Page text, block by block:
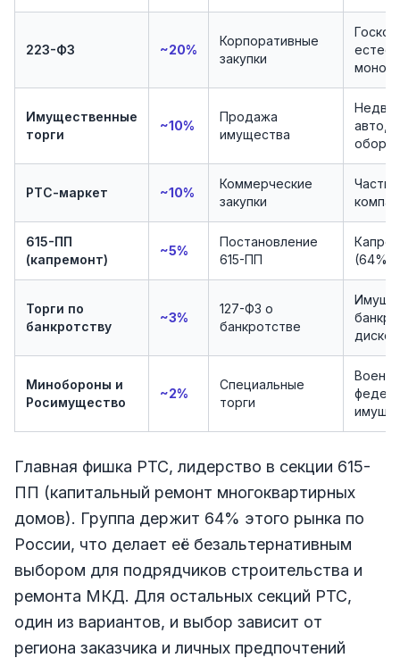
223-ФЗ ~20%
Корпоративные
закупки
Имущественные
торги
~10%
Продажа
имущества
авто,
РТС-маркет ~10%
Коммерческие
закупки
615-ПП
(капремонт)
~5%
Постановление
615-ПП
(64%
Торги по
банкротству
~3%
127-ФЗ о
банкротстве
Минобороны и
Росимущество
~2%
Специальные
торги
Главная фишка РТС, лидерство в секции 615-
ПП (капитальный ремонт многоквартирных
домов). Группа держит 64% этого рынка по
России, что делает её безальтернативным
выбором для подрядчиков строительства и
ремонта МКД. Для остальных секций РТС,
один из вариантов, и выбор зависит от
региона заказчика и личных предпочтений